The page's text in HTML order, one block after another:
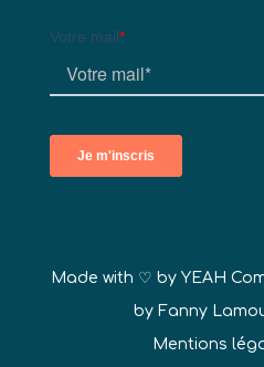
Made with ♡ byYEAH
by Fanny
Mentions